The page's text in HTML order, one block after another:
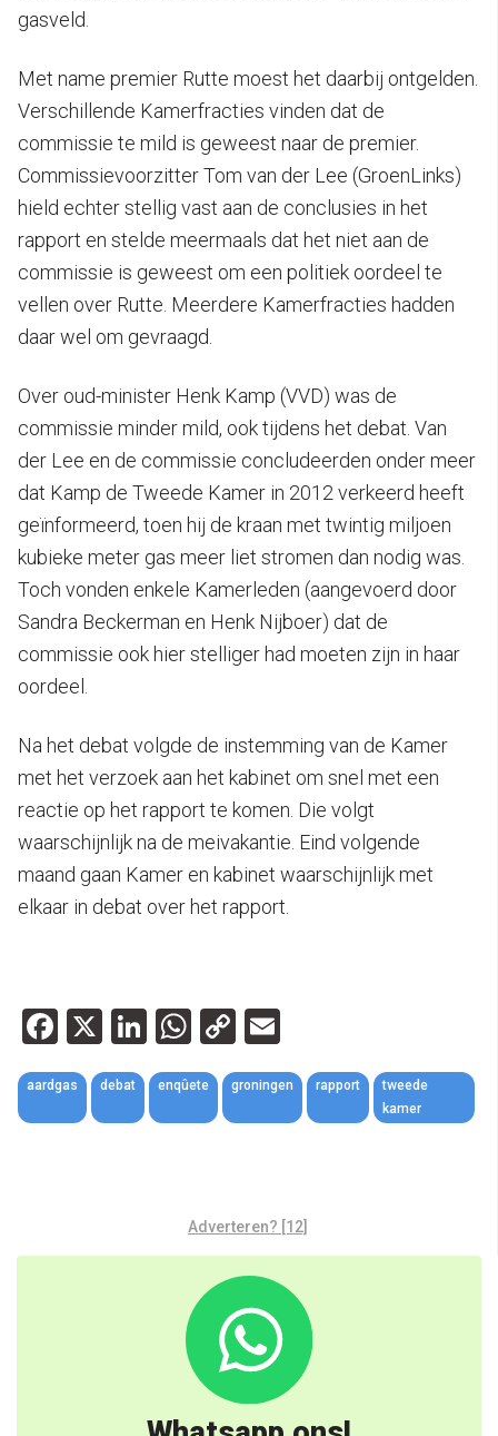
gasveld.
Met name premier Rutte moest het daarbij ontgelden.
Verschillende Kamerfracties vinden dat de
commissie te mild is geweest naar de premier.
Commissievoorzitter Tom van der Lee (GroenLinks)
hield echter stellig vast aan de conclusies in het
rapport en stelde meermaals dat het niet aan de
commissie is geweest om een politiek oordeel te
vellen over Rutte. Meerdere Kamerfracties hadden
daar wel om gevraagd.
Over oud-minister Henk Kamp (VVD) was de
commissie minder mild, ook tijdens het debat. Van
der Lee en de commissie concludeerden onder meer
dat Kamp de Tweede Kamer in 2012 verkeerd heeft
geïnformeerd, toen hij de kraan met twintig miljoen
kubieke meter gas meer liet stromen dan nodig was.
Toch vonden enkele Kamerleden (aangevoerd door
Sandra Beckerman en Henk Nijboer) dat de
commissie ook hier stelliger had moeten zijn in haar
oordeel.
Na het debat volgde de instemming van de Kamer
met het verzoek aan het kabinet om snel met een
reactie op het rapport te komen. Die volgt
waarschijnlijk na de meivakantie. Eind volgende
maand gaan Kamer en kabinet waarschijnlijk met
elkaar in debat over het rapport.
Facebook
X LinkedIn
WhatsApp
Copy
Link
aardgas debat enqûete groningen rapport
tweede
kamer
Adverteren? [12]